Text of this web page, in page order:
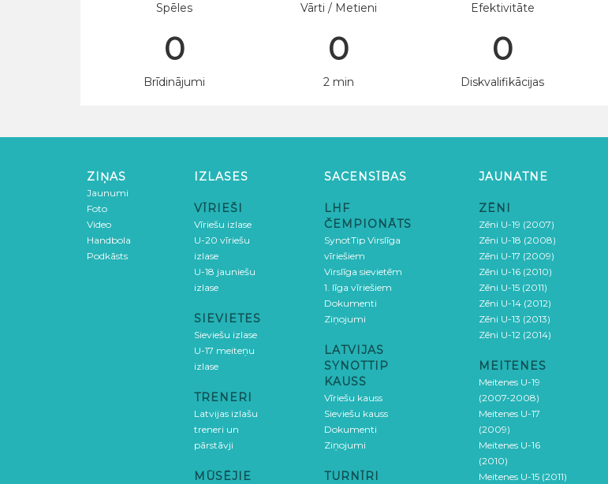
Spēles Vārti / Metieni Efektivitāte
0
Brīdinājumi
0
2 min
0
Diskvalifikācijas
ZIŅAS
Jaunumi
Foto
Video
Handbola
Podkāsts
IZLASES
VĪRIEŠI
Vīriešu izlase
U-20 vīriešu
izlase
U-18 jauniešu
izlase
SIEVIETES
Sieviešu izlase
U-17 meiteņu
izlase
TRENERI
Latvijas izlašu
treneri un
pārstāvji
MŪSĒJIE
SACENSĪBAS
LHF
ČEMPIONĀTS
SynotTip Virslīga
vīriešiem
Virslīga sievietēm
1. līga vīriešiem
Dokumenti
Ziņojumi
LATVIJAS
SYNOTTIP
KAUSS
Vīriešu kauss
Sieviešu kauss
Dokumenti
Ziņojumi
TURNĪRI
JAUNATNE
ZĒNI
Zēni U-19 (2007)
Zēni U-18 (2008)
Zēni U-17 (2009)
Zēni U-16 (2010)
Zēni U-15 (2011)
Zēni U-14 (2012)
Zēni U-13 (2013)
Zēni U-12 (2014)
MEITENES
Meitenes U-19
(2007-2008)
Meitenes U-17
(2009)
Meitenes U-16
(2010)
Meitenes U-15 (2011)